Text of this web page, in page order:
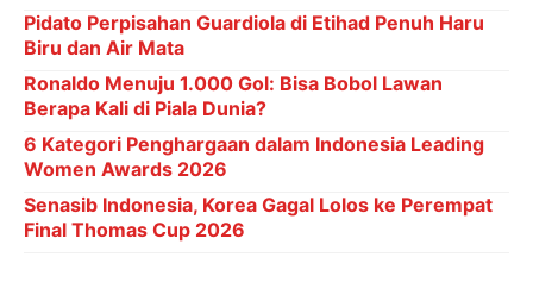
Pidato Perpisahan Guardiola di Etihad Penuh Haru
Biru dan Air Mata
Ronaldo Menuju 1.000 Gol: Bisa Bobol Lawan
Berapa Kali di Piala Dunia?
6 Kategori Penghargaan dalam Indonesia Leading
Women Awards 2026
Senasib Indonesia, Korea Gagal Lolos ke Perempat
Final Thomas Cup 2026